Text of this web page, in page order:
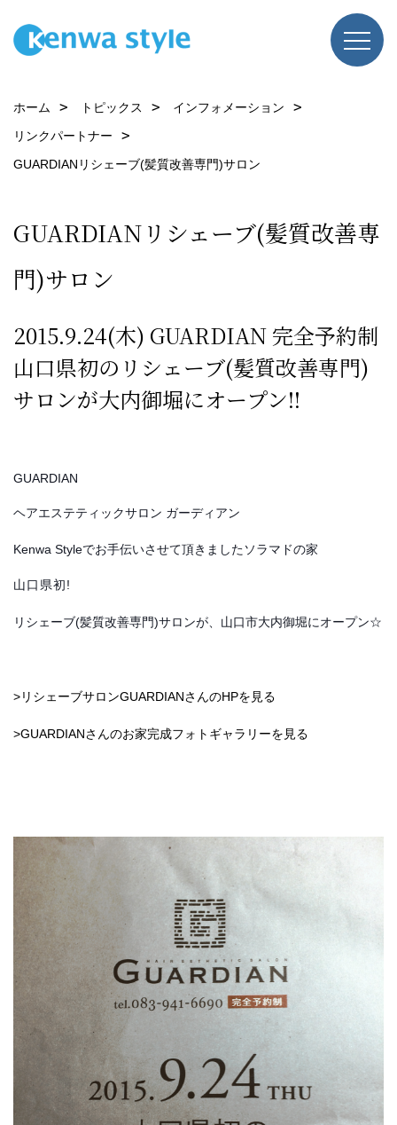
ホーム トピックス
インフォメーション
リンクパートナー
GUARDIANリシェーブ(髪質改善専門)サロン
GUARDIANリシェーブ(髪質改善専
門)サロン
2015.9.24(木) GUARDIAN 完全予約制
山口県初のリシェーブ(髪質改善専門)
サロンが大内御堀にオープン!!
GUARDIAN
ヘアエステティックサロン ガーディアン
Kenwa Styleでお手伝いさせて頂きましたソラマドの家
山口県初!
リシェーブ(髪質改善専門)サロンが、山口市大内御堀にオープン☆
>リシェーブサロンGUARDIANさんのHPを見る
>GUARDIANさんのお家完成フォトギャラリーを見る